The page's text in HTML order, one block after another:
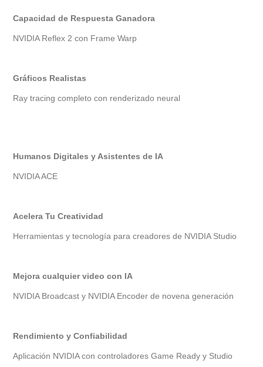
Capacidad de Respuesta Ganadora
NVIDIA Reflex 2 con Frame Warp
Gráficos Realistas
Ray tracing completo con renderizado neural
Humanos Digitales y Asistentes de IA
NVIDIA ACE
Acelera Tu Creatividad
Herramientas y tecnología para creadores de NVIDIA Studio
Mejora cualquier video con IA
NVIDIA Broadcast y NVIDIA Encoder de novena generación
Rendimiento y Confiabilidad
Aplicación NVIDIA con controladores Game Ready y Studio